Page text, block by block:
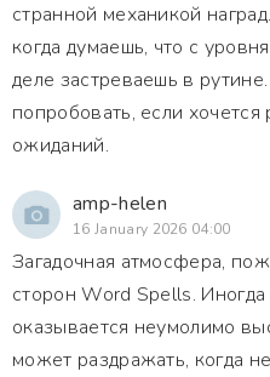
странной механикой
когда думаешь, что с
деле застреваешь в
попробовать, если
ожиданий.
amp-helen
16 January 2026 04:00
Загадочная атмосфера,
сторон Word Spells.
оказывается неумолимо
может раздражать, когда